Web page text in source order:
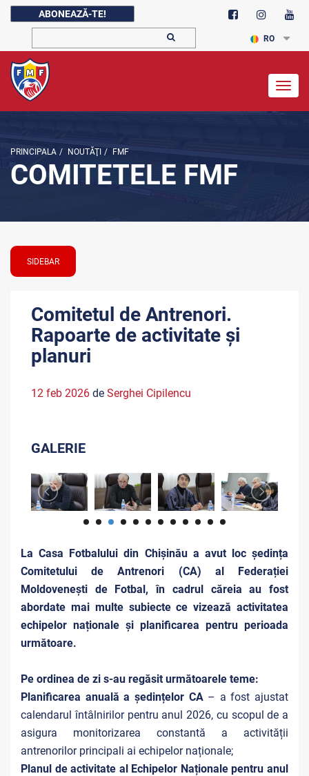
ABONEAZĂ-TE!
RO
PRINCIPALA / NOUTĂŢI / FMF
COMITETELE FMF
SIDEBAR
Comitetul de Antrenori.
Rapoarte de activitate și
planuri
12 feb 2026 de Serghei Cipilencu
GALERIE
La Casa Fotbalului din Chișinău a avut loc ședința
Comitetului de Antrenori (CA) al Federației
Moldovenești de Fotbal, în cadrul căreia au fost
abordate mai multe subiecte ce vizează activitatea
echipelor naționale și planificarea pentru perioada
următoare.
Pe ordinea de zi s-au regăsit următoarele teme:
Planificarea anuală a ședințelor CA– a fost ajustat
calendarul întâlnirilor pentru anul 2026, cu scopul de a
asigura monitorizarea constantă a activității
antrenorilor principali ai echipelor naționale;
Planul de activitate al Echipelor Naționale pentru anul